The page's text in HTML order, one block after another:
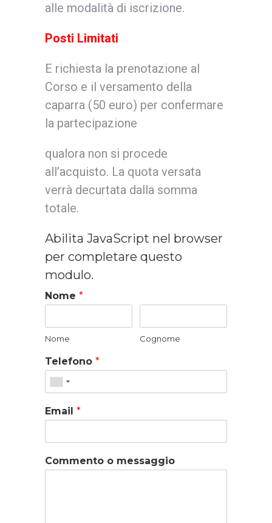
alle modalità di iscrizione.
Posti Limitati
E richiesta la prenotazione al
Corso e il versamento della
caparra (50 euro) per confermare
la partecipazione
qualora non si procede
all’acquisto. La quota versata
verrà decurtata dalla somma
totale.
Abilita JavaScript nel browser
per completare questo
modulo.
Nome *
Nome Cognome
Telefono *
Email *
Commento o messaggio